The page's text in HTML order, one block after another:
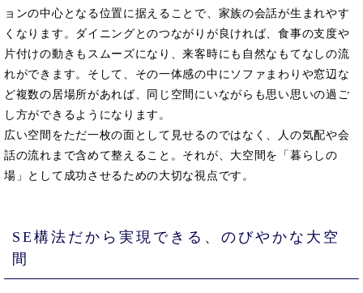
ョンの中心となる位置に据えることで、家族の会話が生まれやす
くなります。ダイニングとのつながりが良ければ、食事の支度や
片付けの動きもスムーズになり、来客時にも自然なもてなしの流
れができます。そして、その一体感の中にソファまわりや窓辺な
ど複数の居場所があれば、同じ空間にいながらも思い思いの過ご
し方ができるようになります。
広い空間をただ一枚の面として見せるのではなく、人の気配や会
話の流れまで含めて整えること。それが、大空間を「暮らしの
場」として成功させるための大切な視点です。
SE構法だから実現できる、のびやかな大空
間